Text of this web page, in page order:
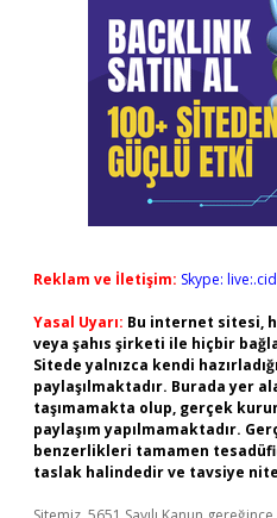
Reklam ve İletişim: Skype:
Yasal Uyarı: Bu internet sitesi,
veya şahıs şirketi ile hiçbir
Sitede yalnızca kendi
paylaşılmaktadır. Burada yer
taşımamakta olup, gerçek
paylaşım yapılmamaktadır.
benzerlikleri tamamen
taslak halindedir ve tavsiye